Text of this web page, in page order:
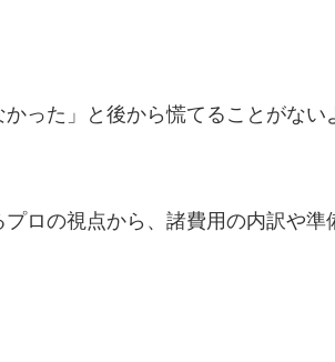
った」と後から慌てることがない
ロの視点から、諸費用の内訳や準